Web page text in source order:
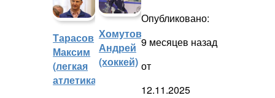
Тарасов
Максим
(легкая
атлетика)
Хомутов
Андрей
(хоккей)
Опубликовано:
9 месяцев назад
от
12.11.2025